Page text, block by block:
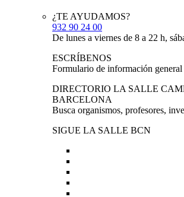
¿TE AYUDAMOS?
932 90 24 00
De lunes a viernes de 8 a 22 h,
ESCRÍBENOS
Formulario de información general
DIRECTORIO LA SALLE
BARCELONA
Busca organismos, profesores,
SIGUE LA SALLE BCN